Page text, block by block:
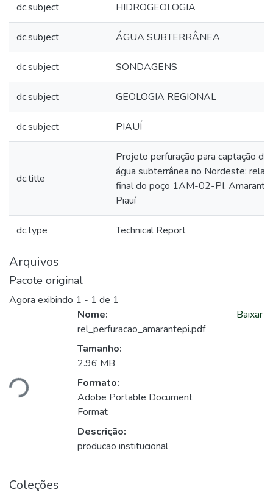
dc.subject HIDROGEOLOGIA
dc.subject ÁGUA SUBTERRÂNEA
dc.subject SONDAGENS
dc.subject GEOLOGIA REGIONAL
dc.subject PIAUÍ
dc.title
Projeto perfuração para captação de
água subterrânea no Nordeste:
final do poço 1AM-02-PI, Amarante,
Piauí
dc.type Technical Report
Arquivos
Pacote original
Agora exibindo 1 - 1 de 1
Nome:
rel_perfuracao_amarantepi.pdf
Tamanho:
2.96 MB
Formato:
Adobe Portable Document
Format
Descrição:
producao institucional
Baixar
Coleções